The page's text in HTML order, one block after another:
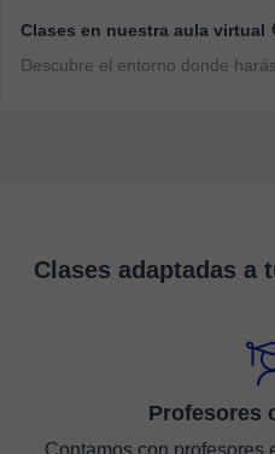
Clases en nuestra aula virtual
Descubre el entorno donde
Clases adaptadas a
Profesores
Contamos con profesores